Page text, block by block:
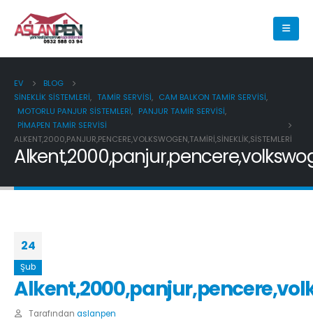
EV
BLOG
SINEKLIK SISTEMLERI, TAMIR SERVISI, CAM BALKON TAMIR SERVISI,
MOTORLU PANJUR SISTEMLERI, PANJUR TAMIR SERVISI,
PIMAPEN TAMIR SERVISI
ALKENT,2000,PANJUR,PENCERE,VOLKSWOGEN,TAMIRI,SINEKLIK,SISTEMLERI
24
Şub
Tarafından aslanpen